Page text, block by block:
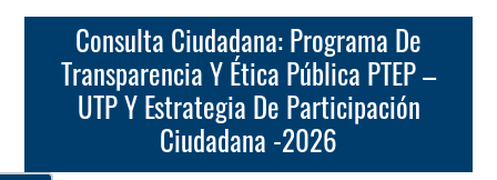
Consulta Ciudadana: Programa De
Transparencia Y Ética Pública PTEP –
UTP Y Estrategia De Participación
Ciudadana -2026